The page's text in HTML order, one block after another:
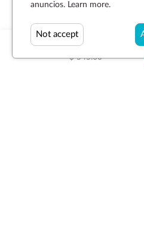
$ 316.10
$ 545.00
anuncios. Learn more.
Not accept